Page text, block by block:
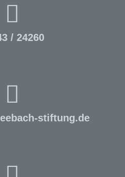
/ 24260
stiftung.de